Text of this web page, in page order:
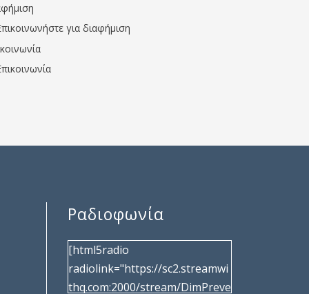
για διαφήμιση
Ραδιοφωνία
[html5radio
radiolink="https://sc2.streamwi
thq.com:2000/stream/DimPreve